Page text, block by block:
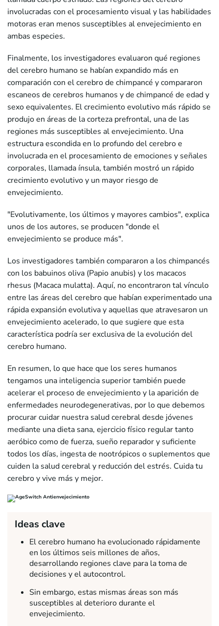
involucradas con el procesamiento visual y las habilidades
motoras eran menos susceptibles al envejecimiento en
ambas especies.
Finalmente, los investigadores evaluaron qué regiones
del cerebro humano se habían expandido más en
comparación con el cerebro de chimpancé y compararon
escaneos de cerebros humanos y de chimpancé de edad y
sexo equivalentes. El crecimiento evolutivo más rápido se
produjo en áreas de la corteza prefrontal, una de las
regiones más susceptibles al envejecimiento. Una
estructura escondida en lo profundo del cerebro e
involucrada en el procesamiento de emociones y señales
corporales, llamada ínsula, también mostró un rápido
crecimiento evolutivo y un mayor riesgo de
envejecimiento.
"Evolutivamente, los últimos y mayores cambios", explica
unos de los autores, se producen "donde el
envejecimiento se produce más".
Los investigadores también compararon a los chimpancés
con los babuinos oliva (Papio anubis) y los macacos
rhesus (Macaca mulatta). Aquí, no encontraron tal vínculo
entre las áreas del cerebro que habían experimentado una
rápida expansión evolutiva y aquellas que atravesaron un
envejecimiento acelerado, lo que sugiere que esta
característica podría ser exclusiva de la evolución del
cerebro humano.
En resumen, lo que hace que los seres humanos
tengamos una inteligencia superior también puede
acelerar el proceso de envejecimiento y la aparición de
enfermedades neurodegenerativas, por lo que debemos
procurar cuidar nuestra salud cerebral desde jóvenes
mediante una dieta sana, ejercicio físico regular tanto
aeróbico como de fuerza, sueño reparador y suficiente
todos los días, ingesta de nootrópicos o suplementos que
cuiden la salud cerebral y reducción del estrés. Cuida tu
cerebro y vive más y mejor.
Ideas clave
El cerebro humano ha evolucionado rápidamente
en los últimos seis millones de años,
desarrollando regiones clave para la toma de
decisiones y el autocontrol.
Sin embargo, estas mismas áreas son más
susceptibles al deterioro durante el
envejecimiento.